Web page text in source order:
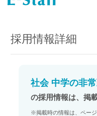
報のイー・
社会 中学の非常勤講師 2026年
採用情報詳細
社会 中学の非
の採用情報は、掲
※掲載時の情報は、ページ